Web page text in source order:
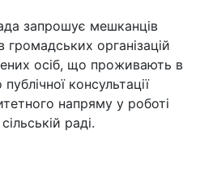
запрошує мешканців
організацій
осіб, що проживають в
консультації
напряму у роботі
раді.